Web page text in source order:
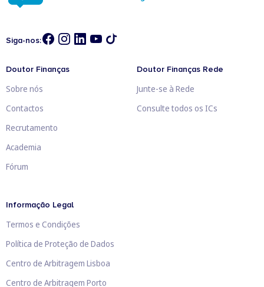
Siga-nos:
Doutor Finanças
Sobre nós
Contactos
Recrutamento
Academia
Fórum
Doutor Finanças Rede
Junte-se à Rede
Consulte todos os ICs
Informação Legal
Termos e Condições
Política de Proteção de Dados
Centro de Arbitragem Lisboa
Centro de Arbitragem Porto